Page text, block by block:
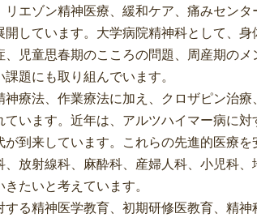
エゾン精神医療、緩和ケア、痛みセンタ
しています。大学病院精神科として、身
児童思春期のこころの問題、周産期の
題にも取り組んでいます。
療法、作業療法に加え、クロザピン治療
います。近年は、アルツハイマー病に
到来しています。これらの先進的医療
放射線科、麻酔科、産婦人科、小児科
たいと考えています。
る精神医学教育、初期研修医教育、精神